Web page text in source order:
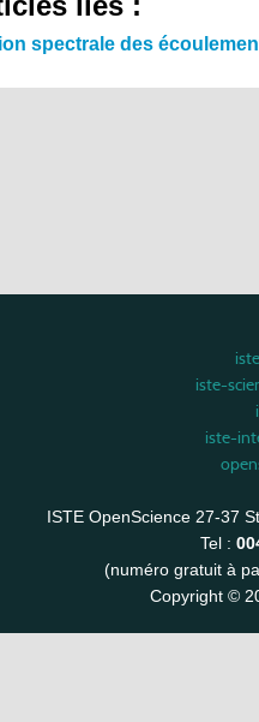
spectrale des
iste-
iste-
ISTE OpenScience 27-37
Tel :
(numéro gratuit à
Copyright ©